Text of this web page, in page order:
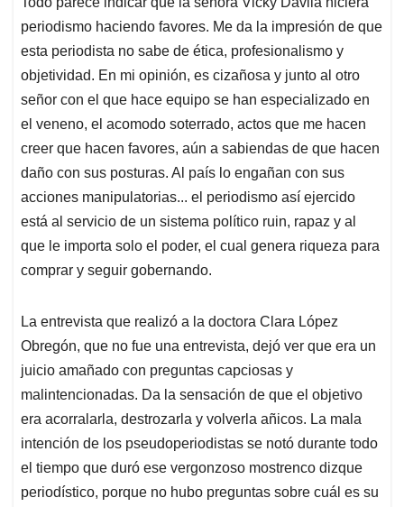
s
A
p
p
b
o
o
k
e
d
I
n
l
a
d
s
periodismo haciendo favores. Me da la impresión de que
esta periodista no sabe de ética, profesionalismo y
objetividad. En mi opinión, es cizañosa y junto al otro
señor con el que hace equipo se han especializado en
el veneno, el acomodo soterrado, actos que me hacen
creer que hacen favores, aún a sabiendas de que hacen
daño con sus posturas. Al país lo engañan con sus
acciones manipulatorias... el periodismo así ejercido
está al servicio de un sistema político ruin, rapaz y al
que le importa solo el poder, el cual genera riqueza para
comprar y seguir gobernando.
La entrevista que realizó a la doctora Clara López
Obregón, que no fue una entrevista, dejó ver que era un
juicio amañado con preguntas capciosas y
malintencionadas. Da la sensación de que el objetivo
era acorralarla, destrozarla y volverla añicos. La mala
intención de los pseudoperiodistas se notó durante todo
el tiempo que duró ese vergonzoso mostrenco dizque
periodístico, porque no hubo preguntas sobre cuál es su